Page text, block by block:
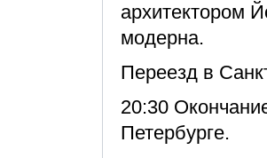
архитектором
модерна.
Переезд в
20:30
Петербурге.